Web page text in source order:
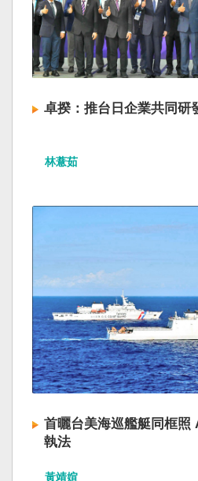
卓揆：推台日企業共同研
林薏茹
首曬台美海巡艦艇同框照
執法
黃靖媗